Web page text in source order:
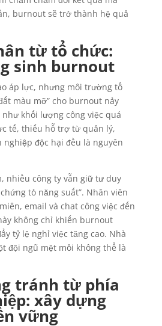
burnout sẽ trở thành hệ quả
từ tổ chức:
sinh burnout
áp lực, nhưng môi trường tổ
màu mỡ” cho burnout nảy
khối lượng công việc quá
tế, thiếu hỗ trợ từ quản lý,
nghiệp độc hại đều là nguyên
nhiều công ty vẫn giữ tư duy
tỏ năng suất”. Nhân viên
email và chat công việc đến
không chỉ khiến burnout
tỷ lệ nghỉ việc tăng cao. Nhà
đội ngũ mệt mỏi không thể là
tránh từ phía
xây dựng
vững